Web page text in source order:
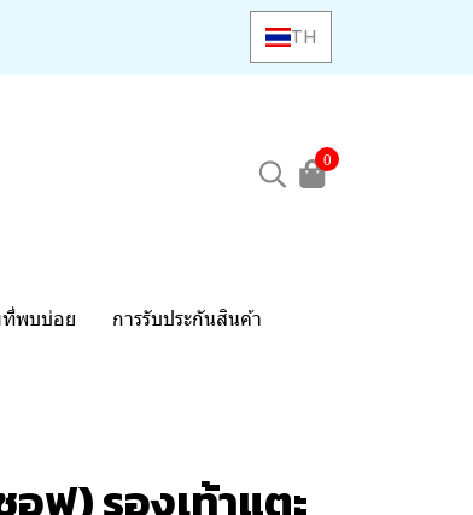
TH
0
ที่พบบ่อย การรับประกันสินค้า
ฟ) รองเท้าแตะ